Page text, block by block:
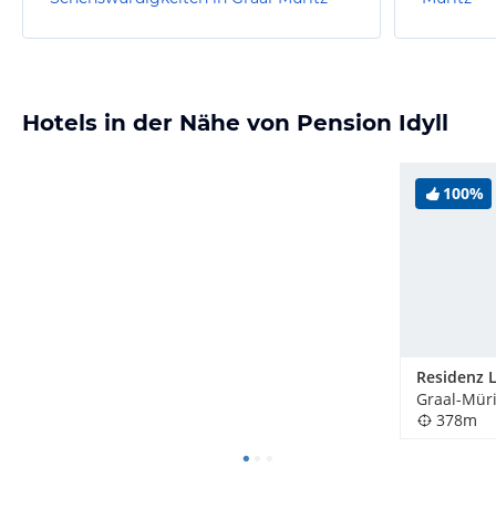
Hotels in der Nähe von Pension Idyll
100%
Residenz
Graal-
378m